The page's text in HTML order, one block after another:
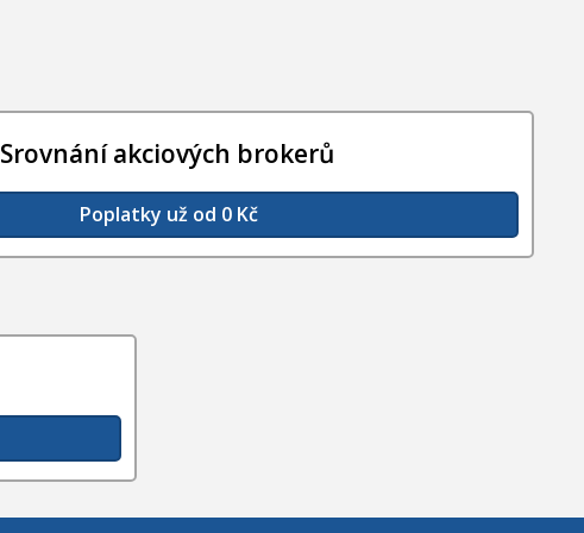
Srovnání akciových brokerů
Poplatky už od 0 Kč